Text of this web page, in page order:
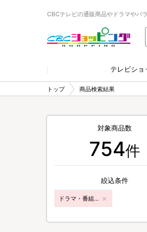
CBCテレビの通販商品やドラマやバ
テレビショ
トップ 商品検索結果
対象商品数
754件
絞込条件
ドラマ・番組グッズ&DVD